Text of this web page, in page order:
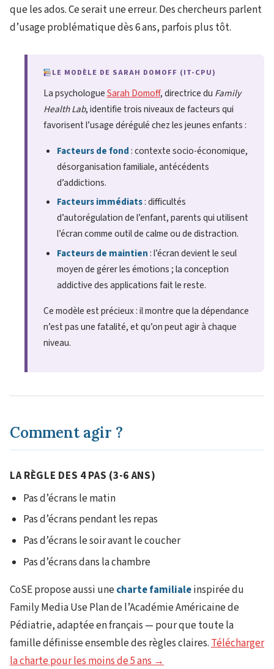
que les ados. Ce serait une erreur. Des chercheurs parlent
d’usage problématique dès 6 ans, parfois plus tôt.
LE MODÈLE DE SARAH DOMOFF (IT-CPU)
La psychologueSarah Domoff, directrice du Family
Health Lab, identifie trois niveaux de facteurs qui
favorisent l’usage dérégulé chez les jeunes enfants :
Facteurs de fond : contexte socio-économique,
désorganisation familiale, antécédents
d’addictions.
Facteurs immédiats: difficultés
d’autorégulation de l’enfant, parents qui utilisent
l’écran comme outil de calme ou de distraction.
Facteurs de maintien : l’écran devient le seul
moyen de gérer les émotions ; la conception
addictive des applications fait le reste.
Ce modèle est précieux : il montre que la dépendance
n’est pas une fatalité, et qu’on peut agir à chaque
niveau.
Comment agir ?
LA RÈGLE DES 4 PAS (3-6 ANS)
Pas d’écrans le matin
Pas d’écrans pendant les repas
Pas d’écrans le soir avant le coucher
Pas d’écrans dans la chambre
CoSE propose aussi unecharte familialeinspirée du
Family Media Use Plan de l’Académie Américaine de
Pédiatrie, adaptée en français — pour que toute la
famille définisse ensemble des règles claires. Télécharger
la charte pour les moins de 5 ans →